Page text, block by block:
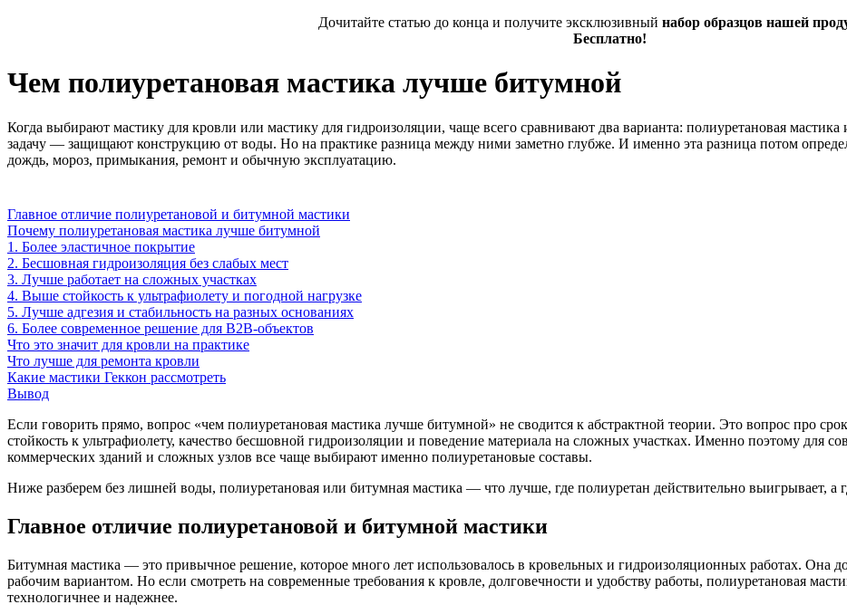
Дочитайте статью до конца и получите эксклюзивный набор образцов нашей
Бесплатно!
Чем полиуретановая мастика лучше битумной
Когда выбирают мастику для кровли или мастику для гидроизоляции, чаще всего сравнивают два варианта: полиуретановая
задачу — защищают конструкцию от воды. Но на практике разница между ними заметно глубже. И именно эта разница потом
дождь, мороз, примыкания, ремонт и обычную эксплуатацию.
Главное отличие полиуретановой и битумной мастики
Почему полиуретановая мастика лучше битумной
1. Более эластичное покрытие
2. Бесшовная гидроизоляция без слабых мест
3. Лучше работает на сложных участках
4. Выше стойкость к ультрафиолету и погодной нагрузке
5. Лучше адгезия и стабильность на разных основаниях
6. Более современное решение для B2B-объектов
Что это значит для кровли на практике
Что лучше для ремонта кровли
Какие мастики Геккон рассмотреть
Вывод
Если говорить прямо, вопрос «чем полиуретановая мастика лучше битумной» не сводится к абстрактной теории. Это вопрос про
стойкость к ультрафиолету, качество бесшовной гидроизоляции и поведение материала на сложных участках. Именно поэтому для
коммерческих зданий и сложных узлов все чаще выбирают именно полиуретановые составы.
Ниже разберем без лишней воды, полиуретановая или битумная мастика — что лучше, где полиуретан действительно выигрывает, а
Главное отличие полиуретановой и битумной мастики
Битумная мастика — это привычное решение, которое много лет использовалось в кровельных и гидроизоляционных работах. Она
рабочим вариантом. Но если смотреть на современные требования к кровле, долговечности и удобству работы, полиуретановая
технологичнее и надежнее.